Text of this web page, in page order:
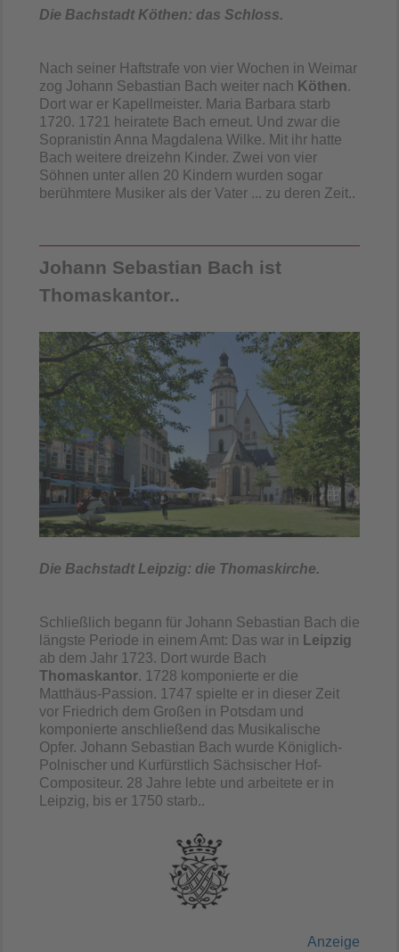
Die Bachstadt Köthen: das Schloss.
Nach seiner Haftstrafe von vier Wochen in Weimar
zog Johann Sebastian Bach weiter nach Köthen.
Dort war er Kapellmeister. Maria Barbara starb
1720. 1721 heiratete Bach erneut. Und zwar die
Sopranistin Anna Magdalena Wilke. Mit ihr hatte
Bach weitere dreizehn Kinder. Zwei von vier
Söhnen unter allen 20 Kindern wurden sogar
berühmtere Musiker als der Vater ... zu deren Zeit..
Johann Sebastian Bach ist
Thomaskantor..
Die Bachstadt Leipzig: die Thomaskirche.
Schließlich begann für Johann Sebastian Bach die
längste Periode in einem Amt: Das war in Leipzig
ab dem Jahr 1723. Dort wurde Bach
Thomaskantor. 1728 komponierte er die
Matthäus-Passion. 1747 spielte er in dieser Zeit
vor Friedrich dem Großen in Potsdam und
komponierte anschließend das Musikalische
Opfer. Johann Sebastian Bach wurde Königlich-
Polnischer und Kurfürstlich Sächsischer Hof-
Compositeur. 28 Jahre lebte und arbeitete er in
Leipzig, bis er 1750 starb. .
Anzeige